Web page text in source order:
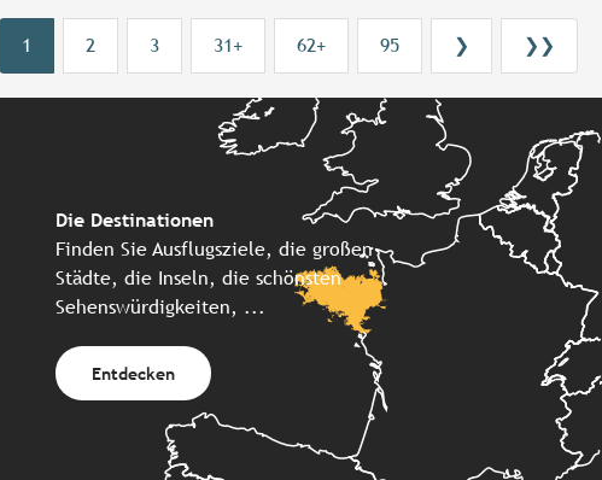
1 2 3 31+ 62+ 95 ❯ ❯❯
Die Destinationen
Finden Sie Ausflugsziele, die großen
Städte, die Inseln, die schönsten
Sehenswürdigkeiten, ...
Entdecken